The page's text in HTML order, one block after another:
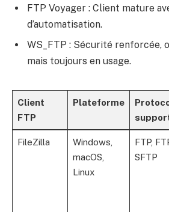
FTP Voyager : Client mature
d’automatisation.
WS_FTP : Sécurité renforcée,
mais toujours en usage.
Client
FTP
Plateforme
FileZilla
Windows,
macOS,
Linux
FTP,
SFTP